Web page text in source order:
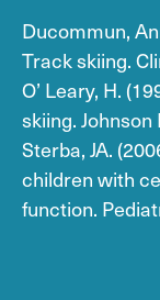
Ducommun,
Track skiing.
O’ Leary, Η.
skiing. Johnson
Sterba, JA.
children with
function.